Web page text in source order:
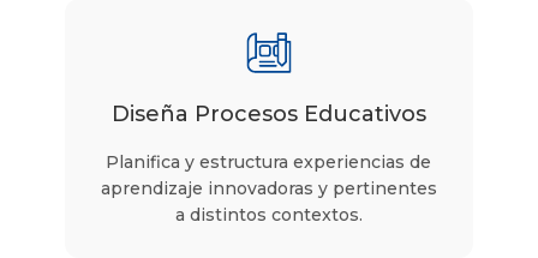
Diseña Procesos Educativos
Planifica y estructura experiencias de
aprendizaje innovadoras y pertinentes
a distintos contextos.